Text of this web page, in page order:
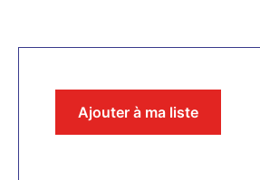
Ajouter à ma liste